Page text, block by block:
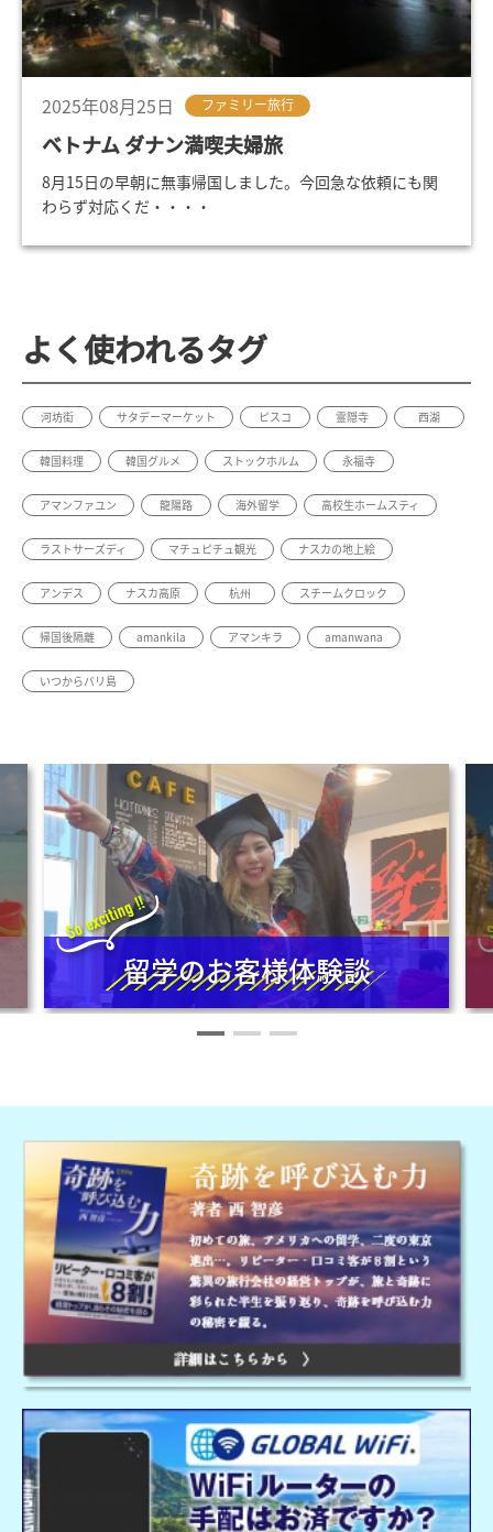
2025年08月25日 ファミリー旅行
ベトナム ダナン満喫夫婦旅
8月15日の早朝に無事帰国しました。今回急な依頼にも関
わらず対応くだ・・・・
よく使われるタグ
河坊街 サタデーマーケット ピスコ 霊隠寺 西湖
韓国料理 韓国グルメ ストックホルム 永福寺
アマンファユン 龍陽路 海外留学 高校生ホームスティ
ラストサーズディ マチュピチュ観光 ナスカの地上絵
アンデス ナスカ高原 杭州 スチームクロック
帰国後隔離 amankila アマンキラ amanwana
いつからバリ島
留学のお客様体験談